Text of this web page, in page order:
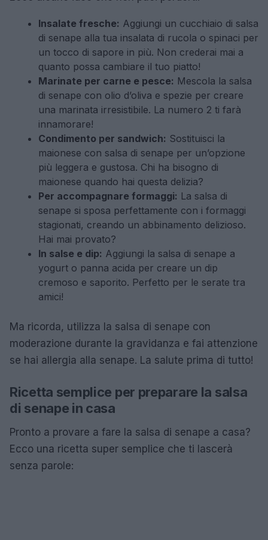
Insalate fresche: Aggiungi un cucchiaio di salsa
di senape alla tua insalata di rucola o spinaci per
un tocco di sapore in più. Non crederai mai a
quanto possa cambiare il tuo piatto!
Marinate per carne e pesce: Mescola la salsa
di senape con olio d’oliva e spezie per creare
una marinata irresistibile. La numero 2 ti farà
innamorare!
Condimento per sandwich: Sostituisci la
maionese con salsa di senape per un’opzione
più leggera e gustosa. Chi ha bisogno di
maionese quando hai questa delizia?
Per accompagnare formaggi: La salsa di
senape si sposa perfettamente con i formaggi
stagionati, creando un abbinamento delizioso.
Hai mai provato?
In salse e dip: Aggiungi la salsa di senape a
yogurt o panna acida per creare un dip
cremoso e saporito. Perfetto per le serate tra
amici!
Ma ricorda, utilizza la salsa di senape con
moderazione durante la gravidanza e fai attenzione
se hai allergia alla senape. La salute prima di tutto!
Ricetta semplice per preparare la salsa
di senape in casa
Pronto a provare a fare la salsa di senape a casa?
Ecco una ricetta super semplice che ti lascerà
senza parole: